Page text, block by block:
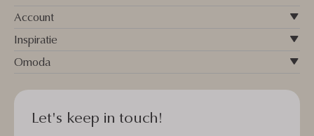
Account
Inspiratie
Omoda
Let's keep in touch!